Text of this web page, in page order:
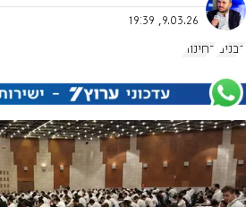
9.03.26, 19:39
רבנים בחינות